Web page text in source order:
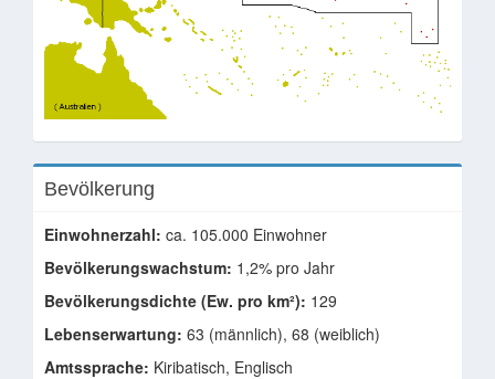
Bevölkerung
Einwohnerzahl: ca. 105.000 Einwohner
Bevölkerungswachstum: 1,2% pro Jahr
Bevölkerungsdichte (Ew. pro km²): 129
Lebenserwartung: 63 (männlich), 68 (weiblich)
Amtssprache: Kiribatisch, Englisch